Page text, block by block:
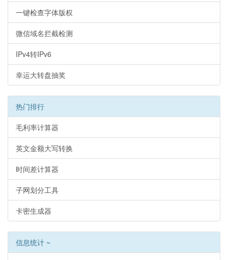
一键检查字体版权
微信域名拦截检测
IPv4转IPv6
幸运大转盘抽奖
热门排行
毛利率计算器
英文金额大写转换
时间差计算器
子网划分工具
卡密生成器
信息统计 ~